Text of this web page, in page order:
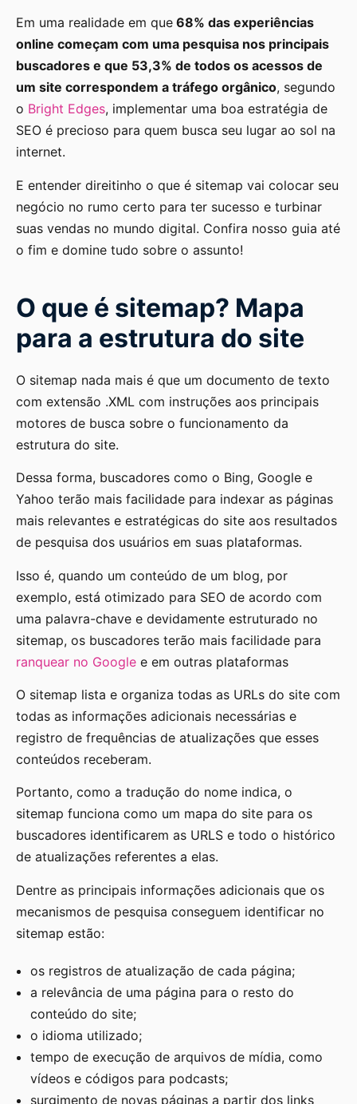
Em uma realidade em que 68% das experiências
online começam com uma pesquisa nos principais
buscadores e que 53,3% de todos os acessos de
um site correspondem a tráfego orgânico, segundo
o Bright Edges, implementar uma boa estratégia de
SEO é precioso para quem busca seu lugar ao sol na
internet.
E entender direitinho o que é sitemap vai colocar seu
negócio no rumo certo para ter sucesso e turbinar
suas vendas no mundo digital. Confira nosso guia até
o fim e domine tudo sobre o assunto!
O que é sitemap? Mapa
para a estrutura do site
O sitemap nada mais é que um documento de texto
com extensão .XML com instruções aos principais
motores de busca sobre o funcionamento da
estrutura do site.
Dessa forma, buscadores como o Bing, Google e
Yahoo terão mais facilidade para indexar as páginas
mais relevantes e estratégicas do site aos resultados
de pesquisa dos usuários em suas plataformas.
Isso é, quando um conteúdo de um blog, por
exemplo, está otimizado para SEO de acordo com
uma palavra-chave e devidamente estruturado no
sitemap, os buscadores terão mais facilidade para
ranquear no Google e em outras plataformas
O sitemap lista e organiza todas as URLs do site com
todas as informações adicionais necessárias e
registro de frequências de atualizações que esses
conteúdos receberam.
Portanto, como a tradução do nome indica, o
sitemap funciona como um mapa do site para os
buscadores identificarem as URLS e todo o histórico
de atualizações referentes a elas.
Dentre as principais informações adicionais que os
mecanismos de pesquisa conseguem identificar no
sitemap estão:
os registros de atualização de cada página;
a relevância de uma página para o resto do
conteúdo do site;
o idioma utilizado;
tempo de execução de arquivos de mídia, como
vídeos e códigos para podcasts;
surgimento de novas páginas a partir dos links